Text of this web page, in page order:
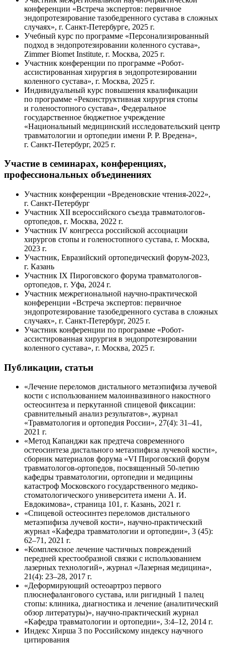
конференции «Встреча экспертов: первичное
эндопротезирование тазобедренного сустава в сложных
случаях», г. Санкт-Петербурге, 2025 г.
Учебный курс по программе «Персонализированный
подход в эндопротезировании коленного сустава»,
Zimmer Biomet Institute, г. Москва, 2025 г.
Участник конференции по программе «Робот-
ассистированная хирургия в эндопротезировании
коленного сустава», г. Москва, 2025 г.
Индивидуальный курс повышения квалификации
по программе «Реконструктивная хирургия стопы
и голеностопного сустава», Федеральное
государственное бюджетное учреждение
«Национальный медицинский исследовательский центр
травматологии и ортопедии имени Р. Р. Вредена»,
г. Санкт-Петербург, 2025 г.
Участие в семинарах, конференциях,
профессиональных объединениях
Участник конференции «Вреденовские чтения-2022»,
г. Санкт-Петербург
Участник XII всероссийского съезда травматологов-
ортопедов, г. Москва, 2022 г.
Участник IV конгресса российской ассоциации
хирургов стопы и голеностопного сустава, г. Москва,
2023 г.
Участник, Евразийский ортопедический форум-2023,
г. Казань
Участник IX Пироговского форума травматологов-
ортопедов, г. Уфа, 2024 г.
Участник межрегиональной научно-практической
конференции «Встреча экспертов: первичное
эндопротезирование тазобедренного сустава в сложных
случаях», г. Санкт-Петербург, 2025 г.
Участник конференции по программе «Робот-
ассистированная хирургия в эндопротезировании
коленного сустава», г. Москва, 2025 г.
Публикации, статьи
«Лечение переломов дистального метаэпифиза лучевой
кости с использованием малоинвазивного накостного
остеосинтеза и перкутанной спицевой фиксации:
сравнительный анализ результатов», журнал
«Травматология и ортопедия России», 27(4): 31–41,
2021 г.
«Метод Капанджи как предтеча современного
остеосинтеза дистального метаэпифиза лучевой кости»,
сборник материалов форума «VI Пироговский форум
травматологов-ортопедов, посвященный 50-летию
кафедры травматологии, ортопедии и медицины
катастроф Московского государственного медико-
стоматологического университета имени А. И.
Евдокимова», страница 101, г. Казань, 2021 г.
«Спицевой остеосинтез переломов дистального
метаэпифиза лучевой кости», научно-практический
журнал «Кафедра травматологии и ортопедии», 3 (45):
62–71, 2021 г.
«Комплексное лечение частичных повреждений
передней крестообразной связки с использованием
лазерных технологий», журнал «Лазерная медицина»,
21(4): 23–28, 2017 г.
«Деформирующий остеоартроз первого
плюснефалангового сустава, или ригидный 1 палец
стопы: клиника, диагностика и лечение (аналитический
обзор литературы)», научно-практический журнал
«Кафедра травматологии и ортопедии», 3:4–12, 2014 г.
Индекс Хирша 3 по Российскому индексу научного
цитирования